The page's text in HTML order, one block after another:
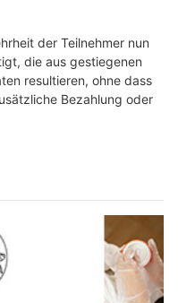
der Teilnehmer nun
die aus gestiegenen
resultieren, ohne dass
Bezahlung oder